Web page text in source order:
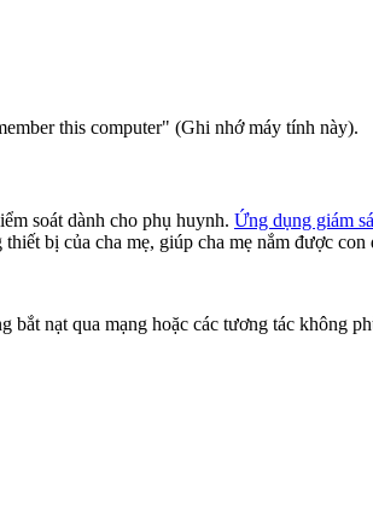
this computer" (Ghi nhớ máy tính này).
soát dành cho phụ huynh. Ứng dụng giám
bị của cha mẹ, giúp cha mẹ nắm được
nạt qua mạng hoặc các tương tác không